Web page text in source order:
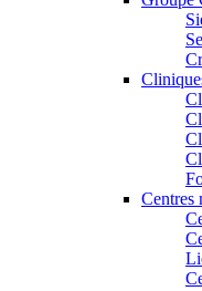
Centres